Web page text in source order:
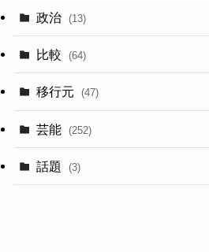
政治 (13)
比較 (64)
移行元 (47)
芸能 (252)
話題 (3)